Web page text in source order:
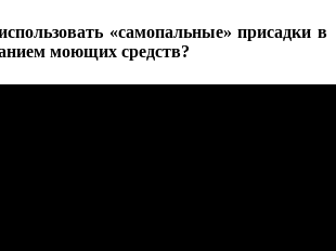
«самопальные» присадки в
моющих средств?